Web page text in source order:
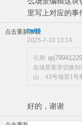
里写上对应的事
点击重新加载
bx06
2025-7-10 13:14
引用:
在场景那里切换
山，43号场景1号
好的，谢谢